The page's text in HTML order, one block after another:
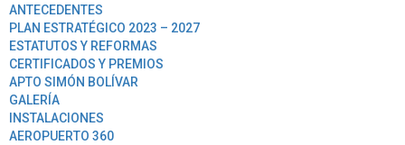
ANTECEDENTES
PLAN ESTRATÉGICO 2023 – 2027
ESTATUTOS Y REFORMAS
CERTIFICADOS Y PREMIOS
APTO SIMÓN BOLÍVAR
GALERÍA
INSTALACIONES
AEROPUERTO 360